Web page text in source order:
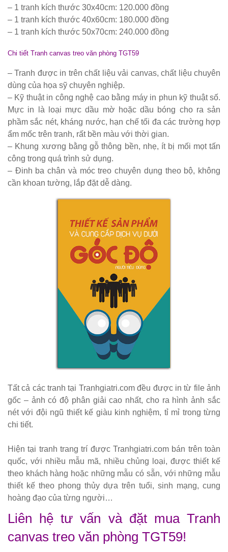
Bộ bàn ghế
vườn sân
thượng
nhôm đúc
ốp gỗ nhựa
275
Bộ bàn ghế
cafe ngoài
254
Ghế
Wishbone
sắt cafe
nhà hàng
GSK065
Bộ bàn ghế
– 1 tranh kích thước 30x40cm: 120.000 đồng
– 1 tranh kích thước 40x60cm: 180.000 đồng
– 1 tranh kích thước 50x70cm: 240.000 đồng
Chi tiết Tranh canvas treo văn phòng TGT59
– Tranh được in trên chất liệu vải canvas, chất liệu chuyên
dùng của họa sỹ chuyên nghiệp.
– Kỹ thuật in công nghệ cao bằng máy in phun kỹ thuật số.
Mực in là loại mực dầu mờ hoặc dầu bóng cho ra sản
phầm sắc nét, kháng nước, hạn chế tối đa các trường hợp
ẩm mốc trên tranh, rất bền màu với thời gian.
– Khung xương bằng gỗ thông bền, nhẹ, ít bị mối mọt tấn
công trong quá trình sử dụng.
– Đinh ba chân và móc treo chuyên dụng theo bộ, không
cần khoan tường, lắp đặt dễ dàng.
Tất cả các tranh tại Tranhgiatri.com đều được in từ file ảnh
gốc – ảnh có độ phân giải cao nhất, cho ra hình ảnh sắc
nét với đội ngũ thiết kế giàu kinh nghiệm, tỉ mỉ trong từng
chi tiết.
Hiện tại tranh trang trí được Tranhgiatri.com bán trên toàn
quốc, với nhiều mẫu mã, nhiều chủng loại, được thiết kế
theo khách hàng hoặc những mẫu có sẵn, với những mẫu
thiết kế theo phong thủy dựa trên tuổi, sinh mạng, cung
hoàng đạo của từng người…
Liên hệ tư vấn và đặt mua Tranh
canvas treo văn phòng TGT59!